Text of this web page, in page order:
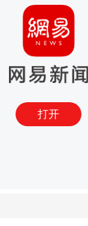
打开